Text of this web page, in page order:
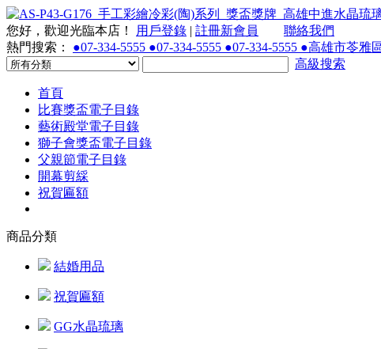
您好，歡迎光臨本店！ 用戶登錄 | 註冊新會員
聯絡我們
熱門搜索： ●07-334-5555 ●07-334-5555 ●07-334-5555 ●高雄市苓
高級搜索
首頁
比賽獎盃電子目錄
藝術殿堂電子目錄
獅子會獎盃電子目錄
父親節電子目錄
開幕剪綵
祝賀匾額
商品分類
結婚用品
祝賀匾額
GG水晶琉璃